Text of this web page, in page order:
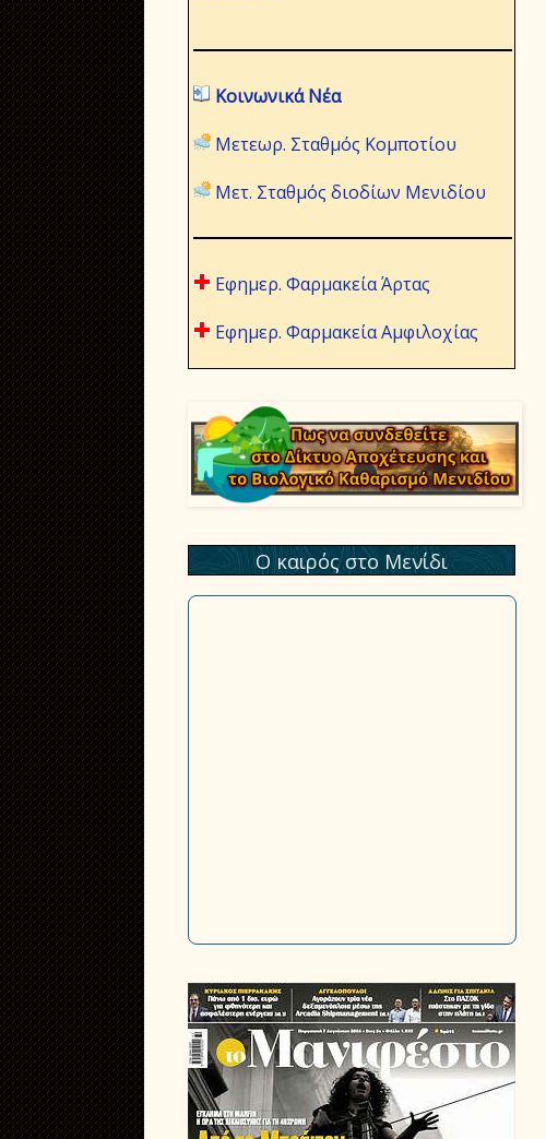
Κοινωνικά Νέα
Μετεωρ. Σταθμός Κομποτίου
Μετ. Σταθμός διοδίων Μενιδίου
Εφημερ. Φαρμακεία Άρτας
Εφημερ. Φαρμακεία Αμφιλοχίας
Ο καιρός στο Μενίδι